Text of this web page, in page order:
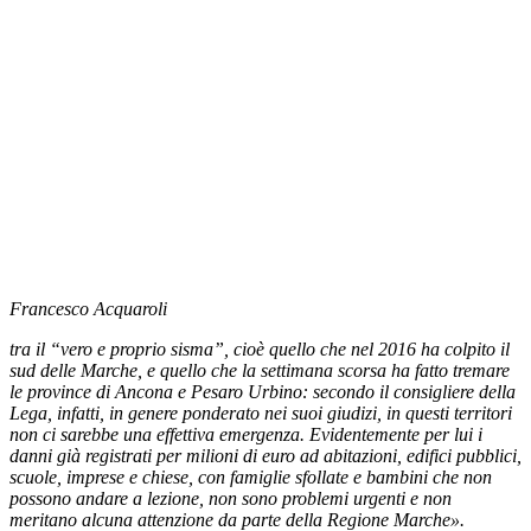
Francesco Acquaroli
tra il “vero e proprio sisma”, cioè quello che nel 2016 ha colpito il
sud delle Marche, e quello che la settimana scorsa ha fatto tremare
le province di Ancona e Pesaro Urbino: secondo il consigliere della
Lega, infatti, in genere ponderato nei suoi giudizi, in questi territori
non ci sarebbe una effettiva emergenza. Evidentemente per lui i
danni già registrati per milioni di euro ad abitazioni, edifici pubblici,
scuole, imprese e chiese, con famiglie sfollate e bambini che non
possono andare a lezione, non sono problemi urgenti e non
meritano alcuna attenzione da parte della Regione Marche».